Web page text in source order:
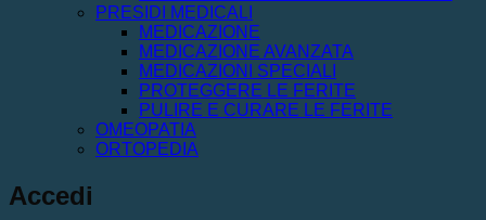
PRESIDI MEDICALI
MEDICAZIONE
MEDICAZIONE AVANZATA
MEDICAZIONI SPECIALI
PROTEGGERE LE FERITE
PULIRE E CURARE LE FERITE
OMEOPATIA
ORTOPEDIA
Accedi